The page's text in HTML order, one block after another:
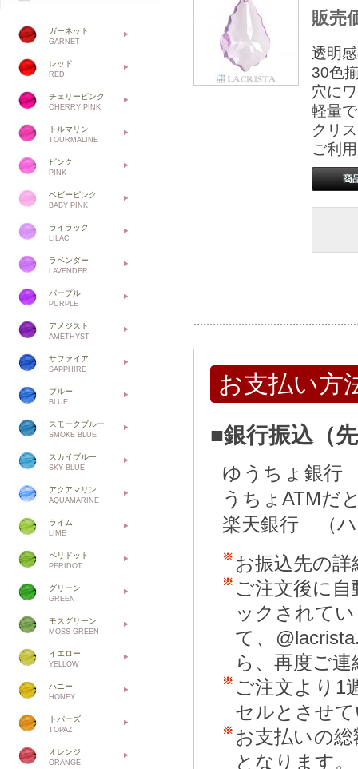
ガーネット
GARNET
レッド
RED
チェリーピンク
CHERRY PINK
トルマリン
TOURMALINE
ピンク
PINK
ベビーピンク
BABY PINK
ライラック
LILAC
ラベンダー
LAVENDER
パープル
PURPLE
アメジスト
AMETHYST
サファイア
SAPPHIRE
ブルー
BLUE
スモークブルー
SMOKE BLUE
スカイブルー
SKY BLUE
アクアマリン
AQUAMARINE
ライム
LIME
ペリドット
PERIDOT
グリーン
GREEN
モスグリーン
MOSS GREEN
イエロー
YELLOW
ハニー
HONEY
トパーズ
TOPAZ
オレンジ
ORANGE
販売
透明
30色
穴に
軽量
クリ
ご利
お支払い方
■銀行振込（
ゆうちょ銀行
うちょATMだ
楽天銀行 （ハ
お振込先の
ご注文後に
ックされて
て、
ら、再度ご
ご注文より1
セルとさせ
お支払いの
となります。